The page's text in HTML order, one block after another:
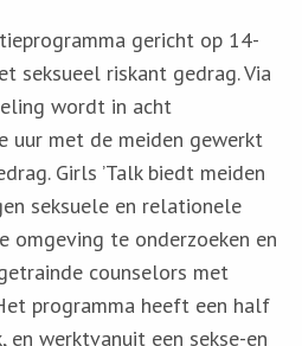
gericht op 14-
seksueel riskant gedrag. Via
wordt in acht
uur met de meiden gewerkt
Girls ’Talk biedt meiden
seksuele en relationele
omgeving te onderzoeken en
counselors met
programma heeft een half
en werktvanuit een sekse-en